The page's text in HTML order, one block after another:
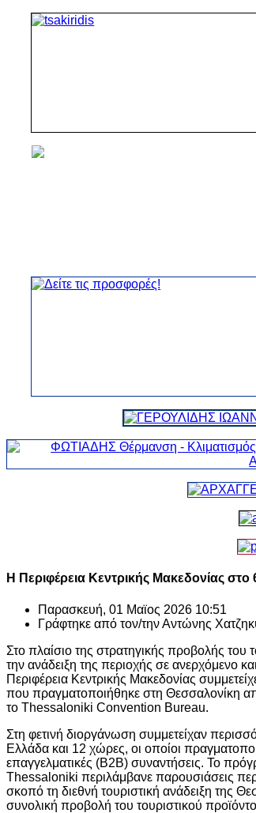
Η Περιφέρεια Κεντρικής Μακεδονίας
Παρασκευή, 01 Μαϊος 2026 10:51
Γράφτηκε από τον/τηνΑντώνης
Στο πλαίσιο της στρατηγικής προβολής του
την ανάδειξη της περιοχής σε ανερχόμενο
Περιφέρεια Κεντρικής Μακεδονίας
που πραγματοποιήθηκε στη Θεσσαλονίκη
το Thessaloniki Convention Bureau.
Στη φετινή διοργάνωση συμμετείχαν
Ελλάδα και 12 χώρες, οι οποίοι
επαγγελματικές (B2B) συναντήσεις. Το
Thessaloniki περιλάμβανε παρουσιάσεις
σκοπό τη διεθνή τουριστική ανάδειξη της
συνολική προβολή του τουριστικού